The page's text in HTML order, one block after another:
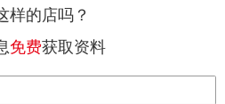
样的店吗？
免费获取资料